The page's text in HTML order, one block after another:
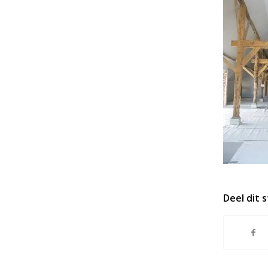
Deel dit